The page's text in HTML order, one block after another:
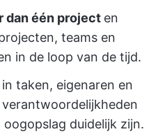
dan één project en
teams en
in de loop van de tijd.
taken, eigenaren en
duidelijk zijn.